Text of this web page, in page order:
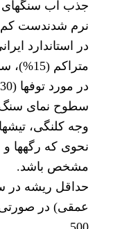
در استاندارد
در مورد توفها (30%) ذکر شده است.
سطوح نمای سنگ
وجه کلنگی،
نحوی که رگهها
مشخص باشد.
حداقل ریشه در
عمقی) در صورتی